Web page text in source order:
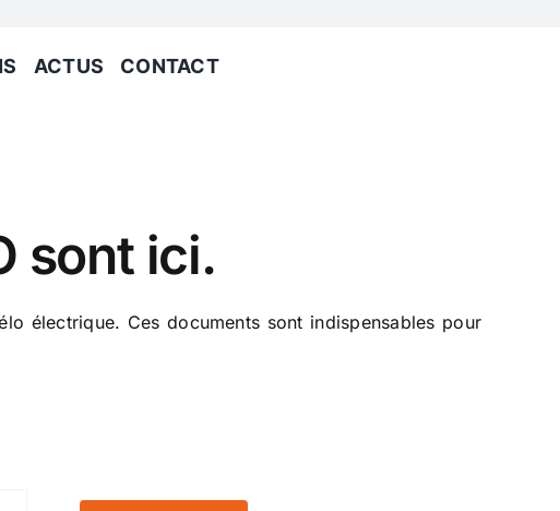
ACTUS CONTACT
sont ici.
électrique. Ces documents sont indispensables pour